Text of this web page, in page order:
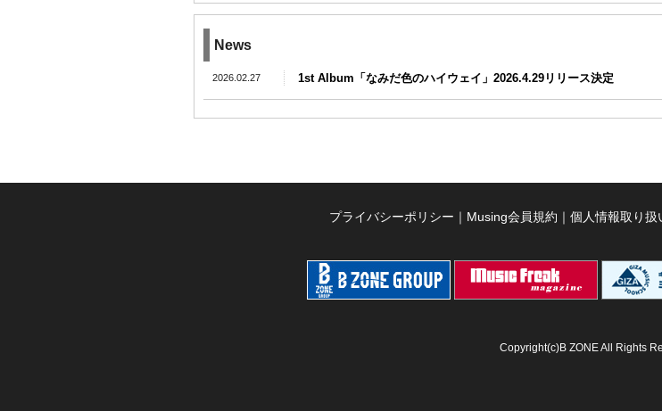
News
2026.02.27 1st Album「なみだ色のハイウェイ」2026.4.29リリース決定
プライバシーポリシー ｜ Musing会員規約 ｜ 個人情報取り扱
Copyright(c)B ZONE All Rights